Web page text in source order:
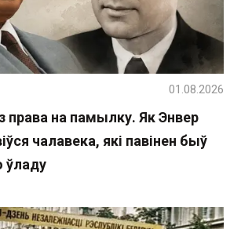
права на памылку. Як Энвер
чалавека, які павінен быў
ўладу
01.08.2026